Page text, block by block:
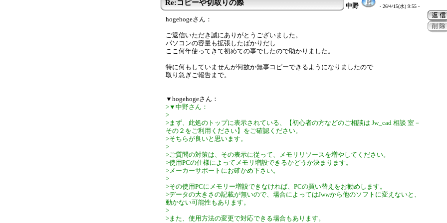
Re:コピーや切取りの際 中野 - 26/4/15(水) 9:55 -
hogehogeさん：
ご返信いただき誠にありがとうございました。
パソコンの容量も拡張したばかりだし
ここ何年使ってきて初めての事でしたので助かりました。
特に何もしていませんが何故か無事コピーできるようになりましたので
取り急ぎご報告まで。
▼hogehogeさん：
>▼中野さん：
>
>まず、此処のトップに表示されている、【初心者の方などのご相談は Jw_cad 相談 室－
その２をご利用ください】をご確認ください。
>そちらが良いと思います。
>
>ご質問の対策は、その表示に従って、メモリリソースを増やしてください。
>使用PCの仕様によってメモリ増設できるかどうか決まります。
>メーカーサポートにお確かめ下さい。
>
>その使用PCにメモリー増設できなければ、PCの買い替えをお勧めします。
>データの大きさの記載が無いので、場合によってはJwwから他のソフトに変えないと、
動かない可能性もあります。
>
>また、使用方法の変更で対応できる場合もあります。